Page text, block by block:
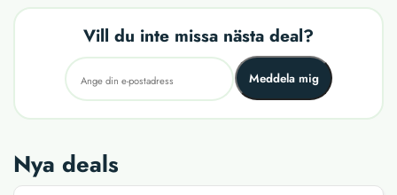
Vill du inte missa nästa deal?
Meddela mig
Nya deals